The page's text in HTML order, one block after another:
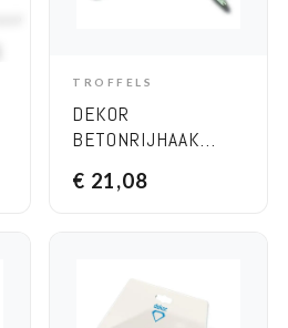
ADD TO CART
TROFFELS
DEKOR
BETONRIJHAAK
GESMEED STAAL
€ 21,08